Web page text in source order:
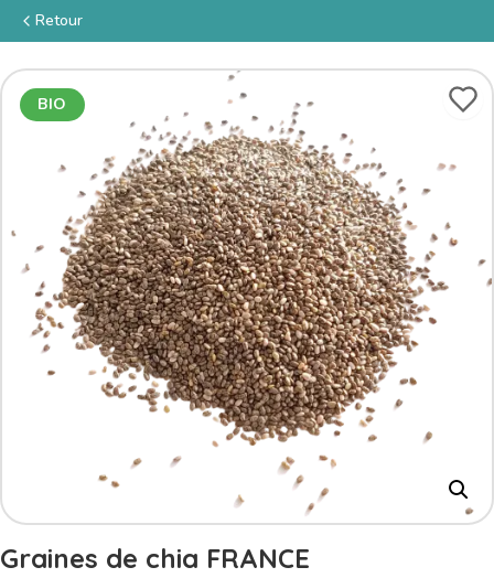
Retour
BIO
Graines de chia FRANCE